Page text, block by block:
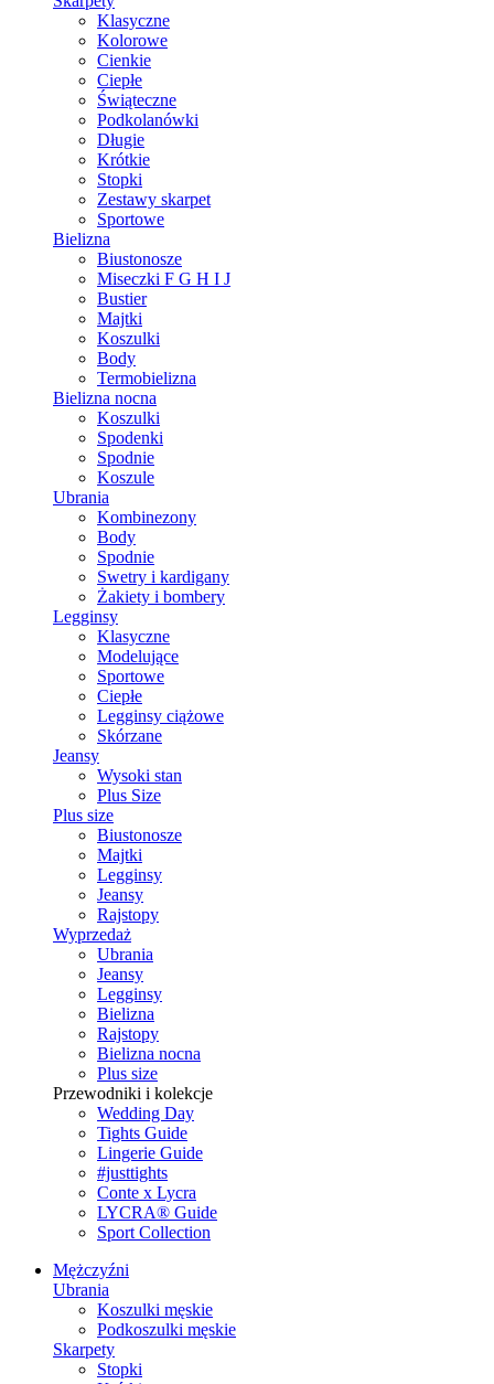
Klasyczne
Kolorowe
Cienkie
Ciepłe
Świąteczne
Podkolanówki
Długie
Krótkie
Stopki
Zestawy skarpet
Sportowe
Bielizna
Biustonosze
Miseczki F G H I J
Bustier
Majtki
Koszulki
Body
Termobielizna
Bielizna nocna
Koszulki
Spodenki
Spodnie
Koszule
Ubrania
Kombinezony
Body
Spodnie
Swetry i kardigany
Żakiety i bombery
Legginsy
Klasyczne
Modelujące
Sportowe
Ciepłe
Legginsy ciążowe
Skórzane
Jeansy
Wysoki stan
Plus Size
Plus size
Biustonosze
Majtki
Legginsy
Jeansy
Rajstopy
Wyprzedaż
Ubrania
Jeansy
Legginsy
Bielizna
Rajstopy
Bielizna nocna
Plus size
Przewodniki i kolekcje
Wedding Day
Tights Guide
Lingerie Guide
#justtights
Conte x Lycra
LYCRA® Guide
Sport Сollection
Mężczyźni
Ubrania
Koszulki męskie
Podkoszulki męskie
Skarpety
Stopki